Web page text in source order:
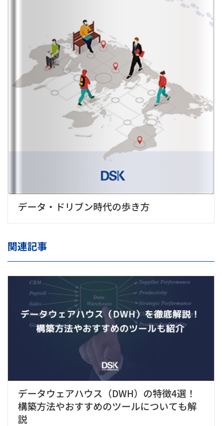
データ・ドリブン時代の歩き方
関連記事
データウェアハウス（DWH）の特徴4選！
構築方法やおすすめのツールについても解
説